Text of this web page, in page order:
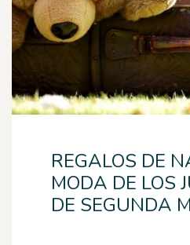
REGALOS DE
MODA DE LOS
DE SEGUNDA